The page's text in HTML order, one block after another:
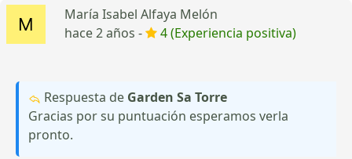
María Isabel Alfaya Melón
hace 2 años -
4 (Experiencia positiva)
Respuesta de Garden Sa Torre
Gracias por su puntuación esperamos verla
pronto.